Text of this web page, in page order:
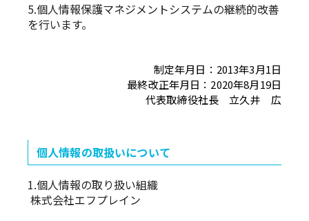
5.個人情報保護マネジメントシステムの継続的改善
を行います。
制定年月日：2013年3月1日
最終改正年月日：2020年8月19日
代表取締役社長 立久井 広
個人情報の取扱いについて
1.個人情報の取り扱い組織
株式会社エフプレイン